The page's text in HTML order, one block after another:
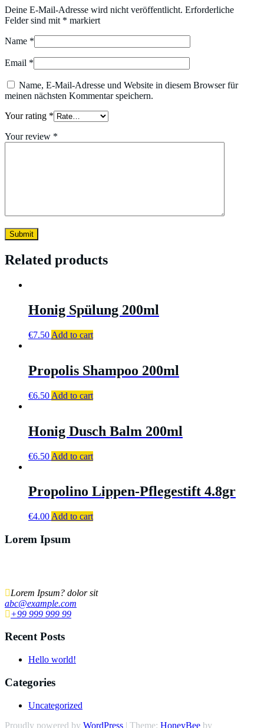
Deine E-Mail-Adresse wird nicht veröffentlicht. Erforderliche
Felder sind mit * markiert
Name *
Email *
Name, E-Mail-Adresse und Website in diesem Browser für
meinen nächsten Kommentar speichern.
Your rating *
Your review *
Related products
Honig Spülung 200ml
€7.50 Add to cart
Propolis Shampoo 200ml
€6.50 Add to cart
Honig Dusch Balm 200ml
€6.50 Add to cart
Propolino Lippen-Pflegestift 4.8gr
€4.00 Add to cart
Lorem Ipsum
Lorem Ipsum? dolor sit
abc@example.com
+99 999 999 99
Recent Posts
Hello world!
Categories
Uncategorized
Proudly powered by WordPress | Theme: HoneyBee by